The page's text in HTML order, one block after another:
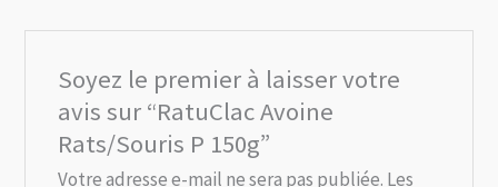
Soyez le premier à laisser votre
avis sur “RatuClac Avoine
Rats/Souris P 150g”
Votre adresse e-mail ne sera pas publiée. Les